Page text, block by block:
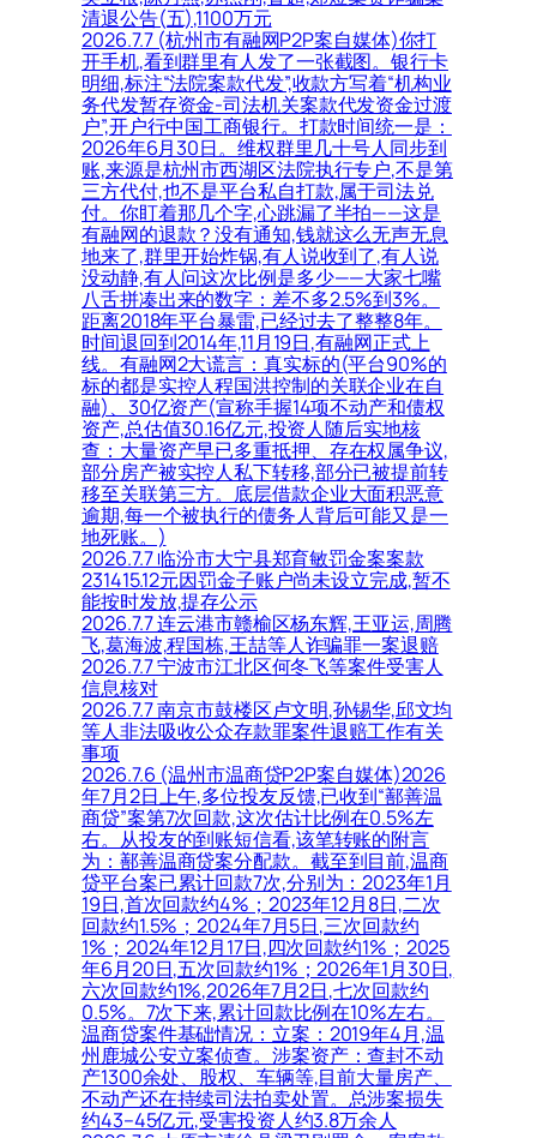
清退公告(五),1100万元
2026.7.7 (杭州市有融网P2P案自媒体)你打
开手机,看到群里有人发了一张截图。银行卡
明细,标注“法院案款代发”,收款方写着“机构业
务代发暂存资金-司法机关案款代发资金过渡
户”,开户行中国工商银行。打款时间统一是：
2026年6月30日。维权群里几十号人同步到
账,来源是杭州市西湖区法院执行专户,不是第
三方代付,也不是平台私自打款,属于司法兑
付。你盯着那几个字,心跳漏了半拍——这是
有融网的退款？没有通知,钱就这么无声无息
地来了,群里开始炸锅,有人说收到了,有人说
没动静,有人问这次比例是多少——大家七嘴
八舌拼凑出来的数字：差不多2.5%到3%。
距离2018年平台暴雷,已经过去了整整8年。
时间退回到2014年,11月19日,有融网正式上
线。有融网2大谎言：真实标的(平台90%的
标的都是实控人程国洪控制的关联企业在自
融)、30亿资产(宣称手握14项不动产和债权
资产,总估值30.16亿元,投资人随后实地核
查：大量资产早已多重抵押、存在权属争议,
部分房产被实控人私下转移,部分已被提前转
移至关联第三方。底层借款企业大面积恶意
逾期,每一个被执行的债务人背后可能又是一
地死账。)
2026.7.7 临汾市大宁县郑育敏罚金案案款
231415.12元因罚金子账户尚未设立完成,暂不
能按时发放,提存公示
2026.7.7 连云港市赣榆区杨东辉,王亚运,周腾
飞,葛海波,程国栋,王喆等人诈骗罪一案退赔
2026.7.7 宁波市江北区何冬飞等案件受害人
信息核对
2026.7.7 南京市鼓楼区卢文明,孙锡华,邱文均
等人非法吸收公众存款罪案件退赔工作有关
事项
2026.7.6 (温州市温商贷P2P案自媒体)2026
年7月2日上午,多位投友反馈,已收到“鄯善温
商贷”案第7次回款,这次估计比例在0.5%左
右。从投友的到账短信看,该笔转账的附言
为：鄯善温商贷案分配款。截至到目前,温商
贷平台案已累计回款7次,分别为：2023年1月
19日,首次回款约4%；2023年12月8日,二次
回款约1.5%；2024年7月5日,三次回款约
1%；2024年12月17日,四次回款约1%；2025
年6月20日,五次回款约1%；2026年1月30日,
六次回款约1%,2026年7月2日,七次回款约
0.5%。7次下来,累计回款比例在10%左右。
温商贷案件基础情况：立案：2019年4月,温
州鹿城公安立案侦查。涉案资产：查封不动
产1300余处、股权、车辆等,目前大量房产、
不动产还在持续司法拍卖处置。总涉案损失
约43–45亿元,受害投资人约3.8万余人